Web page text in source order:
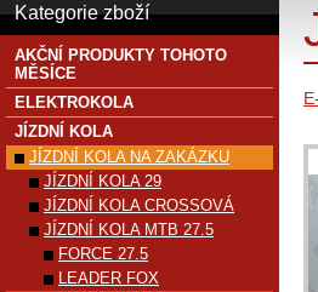
Kategorie zboží
AKČNÍ PRODUKTY TOHOTO
MĚSÍCE
ELEKTROKOLA
JÍZDNÍ KOLA
JÍZDNÍ KOLA NA ZAKÁZKU
JÍZDNÍ KOLA 29
JÍZDNÍ KOLA CROSSOVÁ
JÍZDNÍ KOLA MTB 27.5
FORCE 27.5
LEADER FOX